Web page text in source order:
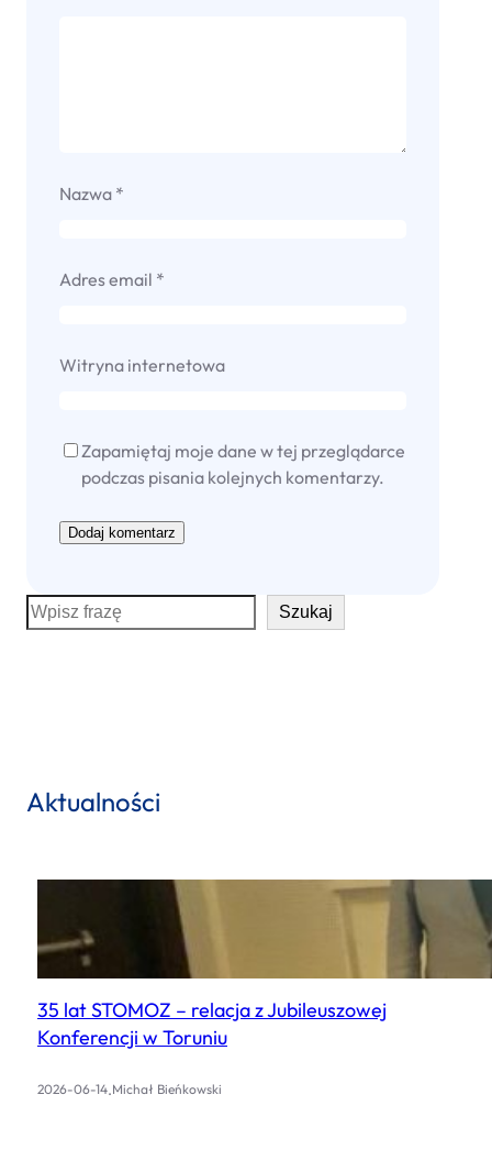
Nazwa *
Adres email *
Witryna internetowa
Zapamiętaj moje dane w tej przeglądarce
podczas pisania kolejnych komentarzy.
S
e
Szukaj
Aktualności
35 lat STOMOZ – relacja z Jubileuszowej
Konferencji w Toruniu
2026-06-14.Michał Bieńkowski